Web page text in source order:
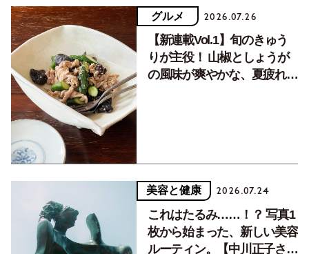
グルメ 2026.07.26
【新連載Vol.1】旬のきゅう
りが主役！ 山椒としょうが
の風味が爽やかな、夏疲れを
美容と健康 2026.07.24
これはたるみ……！？ 写真1
枚から始まった、新しい美容
ルーティン。【中川正子さん